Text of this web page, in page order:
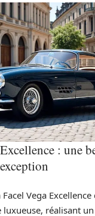
: une
Facel Vega
réalisant